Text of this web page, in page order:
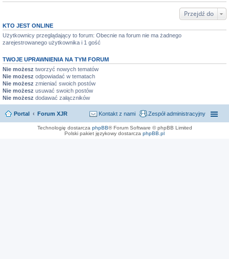
Przejdź do
KTO JEST ONLINE
Użytkownicy przeglądający to forum: Obecnie na forum nie ma żadnego
zarejestrowanego użytkownika i 1 gość
TWOJE UPRAWNIENIA NA TYM FORUM
Nie możesz tworzyć nowych tematów
Nie możesz odpowiadać w tematach
Nie możesz zmieniać swoich postów
Nie możesz usuwać swoich postów
Nie możesz dodawać załączników
Portal Forum XJR Zespół administracyjny
Kontakt z nami
Technologię dostarcza phpBB® Forum Software © phpBB Limited
Polski pakiet językowy dostarcza phpBB.pl